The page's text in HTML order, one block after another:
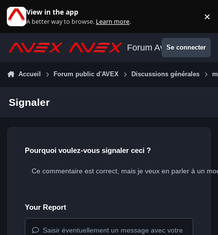
View in the app
A better way to browse. Learn more. ×
Forum AvexSe connecter
Accueil Forum public d'AVEX Discussions générales
Signaler
Pourquoi voulez-vous signaler ceci ?
Your Report
Saisir éventuellement un message avec votre